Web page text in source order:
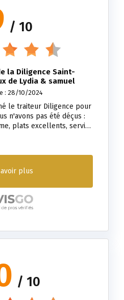
/ 10
la Diligence Saint-
de Lydia & samuel
: 28/10/2024
le traiteur Diligence pour
n'avons pas été déçus :
plats excellents, service
de mariés, nous
plus accompagnés dans
... ). La disponibilité
et ce même en début de
ends) et flexibilité du
nous avons sélectionné
! Nous tenons
le professionnalisme, le
sympathie de l'équipe!
plus
/ 10